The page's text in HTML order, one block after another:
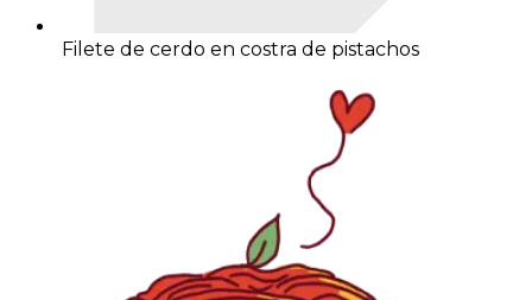
Filete de cerdo en costra de pistachos